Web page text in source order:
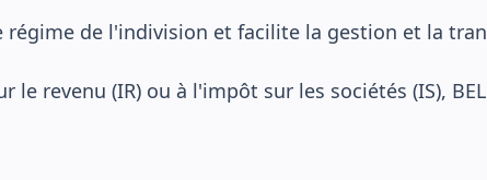
régime de l'indivision et facilite la gestion et la
revenu (IR) ou à l'impôt sur les sociétés (IS),